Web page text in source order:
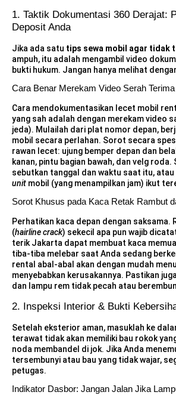
1. Taktik Dokumentasi 360 Derajat:
Deposit Anda
Jika ada satu tips sewa mobil agar tidak
ampuh, itu adalah mengambil video
bukti hukum. Jangan hanya melihat
Cara Benar Merekam Video Serah Terima
Cara mendokumentasikan lecet mobil
yang sah adalah dengan merekam video
jeda). Mulailah dari plat nomor depan,
mobil secara perlahan. Sorot secara
rawan lecet: ujung bemper depan dan
kanan, pintu bagian bawah, dan velg roda.
sebutkan tanggal dan waktu saat itu,
unit mobil (yang menampilkan jam) ikut
Sorot Khusus pada Kaca Retak Rambut
Perhatikan kaca depan dengan saksama.
(hairline crack) sekecil apa pun wajib
terik Jakarta dapat membuat kaca
tiba-tiba melebar saat Anda sedang
rental abal-abal akan dengan mudah
menyebabkan kerusakannya. Pastikan
dan lampu rem tidak pecah atau
2. Inspeksi Interior & Bukti
Setelah eksterior aman, masuklah ke
terawat tidak akan memiliki bau rokok
noda membandel di jok. Jika Anda
tersembunyi atau bau yang tidak wajar,
petugas.
Indikator Dasbor: Jangan Jalan Jika